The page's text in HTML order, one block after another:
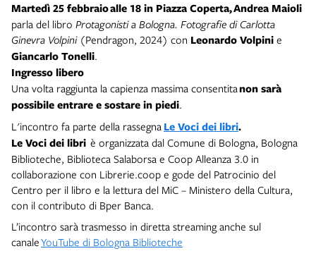
Martedì 25 febbraioalle 18 in Piazza Coperta,Andrea Maioli
parla del libro Protagonisti a Bologna. Fotografie di Carlotta
Ginevra Volpini (Pendragon, 2024) con Leonardo Volpini e
Giancarlo Tonelli.
Ingresso libero
Una volta raggiunta la capienza massima consentitanon sarà
possibile entrare e sostare in piedi.
L'incontro fa parte della rassegna Le Voci dei libri.
Le Voci dei libri è organizzata dal Comune di Bologna, Bologna
Biblioteche, Biblioteca Salaborsa e Coop Alleanza 3.0 in
collaborazione con Librerie.coop e gode del Patrocinio del
Centro per il libro e la lettura del MiC – Ministero della Cultura,
con il contributo di Bper Banca.
L’incontro sarà trasmesso in diretta streaming anche sul
canaleYouTube di Bologna Biblioteche